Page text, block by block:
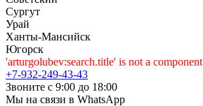
Сургут
Урай
Ханты-Мансийск
Югорск
'arturgolubev:search.title' is not a component
+7-932-249-43-43
Звоните с 9:00 до 18:00
Мы на связи в WhatsApp